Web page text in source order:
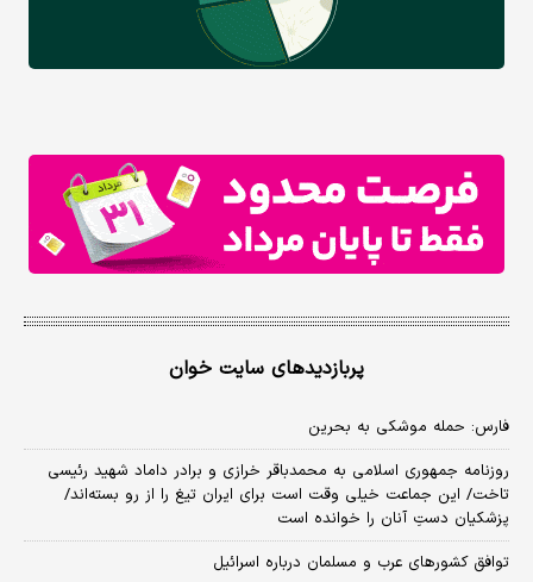
پربازدیدهای سایت خوان
فارس: حمله موشکی به بحرین
روزنامه جمهوری اسلامی به محمدباقر خرازی و برادر داماد شهید رئیسی
تاخت/ این جماعت خیلی وقت است برای ایران تیغ را از رو بسته‌اند/
پزشکیان دستِ آنان را خوانده است
توافق کشورهای عرب و مسلمان درباره اسرائیل